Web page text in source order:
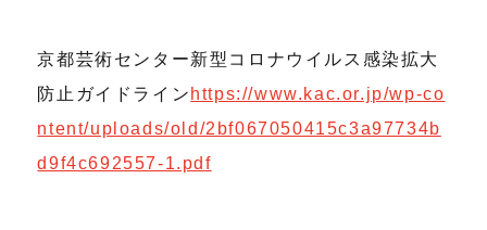
京都芸術センター新型コロナウイルス感染拡大
防止ガイドライン https://www.kac.or.jp/wp-co
ntent/uploads/old/2bf067050415c3a97734b
d9f4c692557-1.pdf